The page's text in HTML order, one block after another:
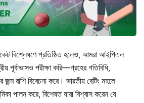
বিশ্লেষণে প্রতিষ্ঠিত হলেও, আমরা আইপিএল
পূর্বাভাসও পরীক্ষা করি—গ্রহের গতিবিধি,
রাশি বিবেচনা করে। ভারতীয় বেটিং মহলে
পালন করে, বিশেষত যারা বিশ্বাস করেন যে